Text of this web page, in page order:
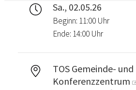
Sa., 02.05.26
Beginn: 11:00 Uhr
Ende: 14:00 Uhr
TOS Gemeinde- und
Konferenzzentrum